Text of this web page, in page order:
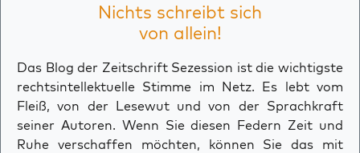
Nichts schreibt sich
von allein!
Das Blog der Zeitschrift Sezession ist die wichtigste
rechtsintellektuelle Stimme im Netz. Es lebt vom
Fleiß, von der Lesewut und von der Sprachkraft
seiner Autoren. Wenn Sie diesen Federn Zeit und
Ruhe verschaffen möchten, können Sie das mit